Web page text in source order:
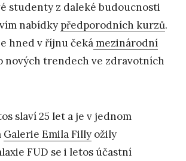
studenty z daleké budoucnosti
nabídky předporodních kurzů.
hned v říjnu čekámezinárodní
nových trendech ve zdravotních
slaví 25 let a je v jednom
Galerie Emila Filly ožily
FUD se i letos účastní